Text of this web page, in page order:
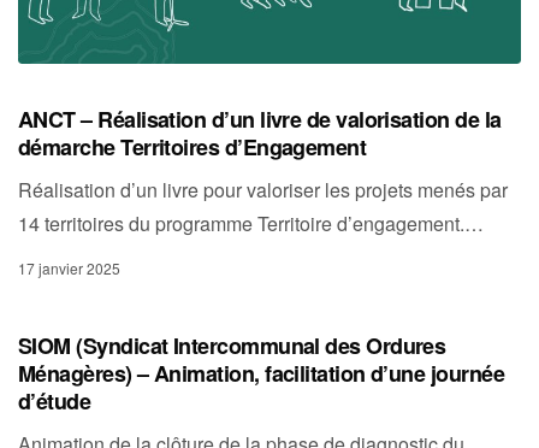
ANCT – Réalisation d’un livre de valorisation de la
démarche Territoires d’Engagement
Réalisation d’un livre pour valoriser les projets menés par
14 territoires du programme Territoire d’engagement.…
17 janvier 2025
SIOM (Syndicat Intercommunal des Ordures
Ménagères) – Animation, facilitation d’une journée
d’étude